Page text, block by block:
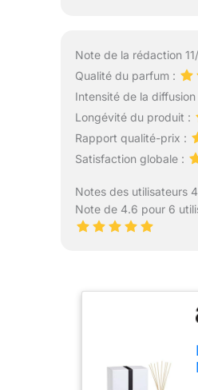
Note de la rédaction
Qualité du parfum :
Intensité de la diffusion
Longévité du produit :
Rapport qualité-prix :
Satisfaction globale :
Notes des utilisateurs
Note de 4.6 pour 6